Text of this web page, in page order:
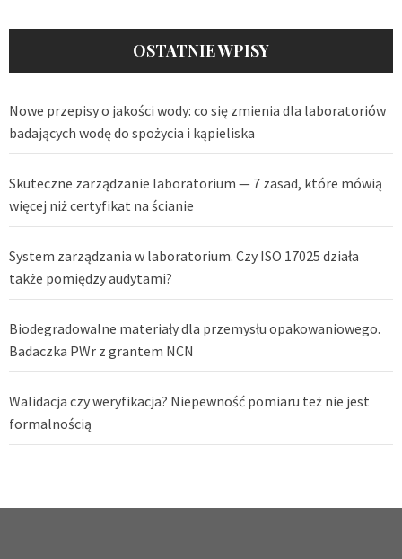
OSTATNIE WPISY
Nowe przepisy o jakości wody: co się zmienia dla laboratoriów
badających wodę do spożycia i kąpieliska
Skuteczne zarządzanie laboratorium — 7 zasad, które mówią
więcej niż certyfikat na ścianie
System zarządzania w laboratorium. Czy ISO 17025 działa
także pomiędzy audytami?
Biodegradowalne materiały dla przemysłu opakowaniowego.
Badaczka PWr z grantem NCN
Walidacja czy weryfikacja? Niepewność pomiaru też nie jest
formalnością